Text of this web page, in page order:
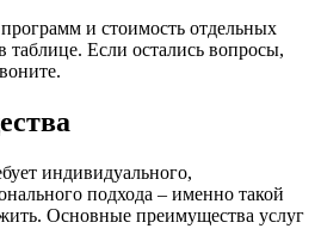
и стоимость отдельных
таблице. Если остались вопросы,
индивидуального,
подхода – именно такой
Основные преимущества услуг